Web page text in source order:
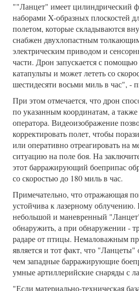
""Ланцет" имеет цилиндрический
наборами X-образных плоскостей
полетом, которые складываются
снабжен двухлопастным
электрическим приводом и
части. Дрон запускается с
катапульты и может лететь со
шестидесяти восьми миль в час", -
При этом отмечается, что дрон
по указанным координатам, а
оператора. Видеоизображение
корректировать полет, чтобы
или оперативно отреагировать на
ситуацию на поле боя. На
этот барражирующий боеприпас
со скоростью до 180 миль в час.
Примечательно, что отражающая
устойчива к лазерному облучению.
небольшой и маневренный
обнаружить, а при обнаружении -
радаре от птицы. Немаловажным
является и тот факт, что "Ланцеты"
чем западные барражирующие
умные артиллерийские снаряды с
"Если материально-техническая